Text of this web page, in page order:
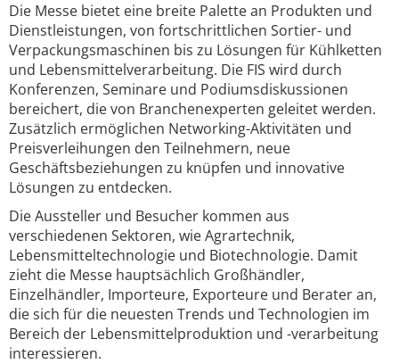
Die Messe bietet eine breite Palette an Produkten und
Dienstleistungen, von fortschrittlichen Sortier- und
Verpackungsmaschinen bis zu Lösungen für Kühlketten
und Lebensmittelverarbeitung. Die FIS wird durch
Konferenzen, Seminare und Podiumsdiskussionen
bereichert, die von Branchenexperten geleitet werden.
Zusätzlich ermöglichen Networking-Aktivitäten und
Preisverleihungen den Teilnehmern, neue
Geschäftsbeziehungen zu knüpfen und innovative
Lösungen zu entdecken.
Die Aussteller und Besucher kommen aus
verschiedenen Sektoren, wie Agrartechnik,
Lebensmitteltechnologie und Biotechnologie. Damit
zieht die Messe hauptsächlich Großhändler,
Einzelhändler, Importeure, Exporteure und Berater an,
die sich für die neuesten Trends und Technologien im
Bereich der Lebensmittelproduktion und -verarbeitung
interessieren.